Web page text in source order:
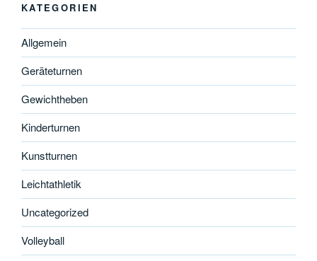
KATEGORIEN
Allgemein
Geräteturnen
Gewichtheben
Kinderturnen
Kunstturnen
Leichtathletik
Uncategorized
Volleyball